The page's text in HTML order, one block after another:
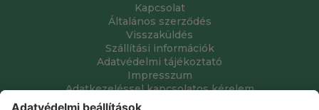
Kapcsolat
Általános szerződés
Visszaküldés
Szállítási információk
Adatvédelmi tájékoztató
Impresszum
Adatkezeléssel kapcsolatos kérelem